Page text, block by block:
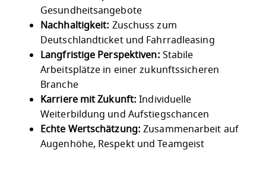
Gesundheitsangebote
Nachhaltigkeit: Zuschuss zum
Deutschlandticket und Fahrradleasing
Langfristige Perspektiven: Stabile
Arbeitsplätze in einer zukunftssicheren
Branche
Karriere mit Zukunft: Individuelle
Weiterbildung und Aufstiegschancen
Echte Wertschätzung: Zusammenarbeit auf
Augenhöhe, Respekt und Teamgeist